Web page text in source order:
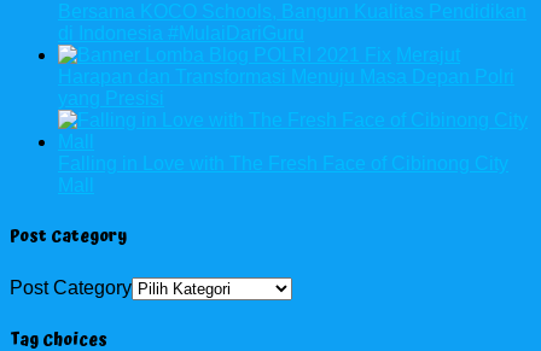
Bersama KOCO Schools, Bangun Kualitas Pendidikan
di Indonesia #MulaiDariGuru
Merajut
Harapan dan Transformasi Menuju Masa Depan Polri
yang Presisi
Falling in Love with The Fresh Face of Cibinong City
Mall
Post Category
Post Category
Tag Choices